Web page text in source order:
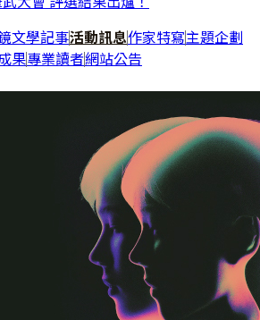
文學記事活動訊息作家特寫主題企劃
果專業讀者網站公告